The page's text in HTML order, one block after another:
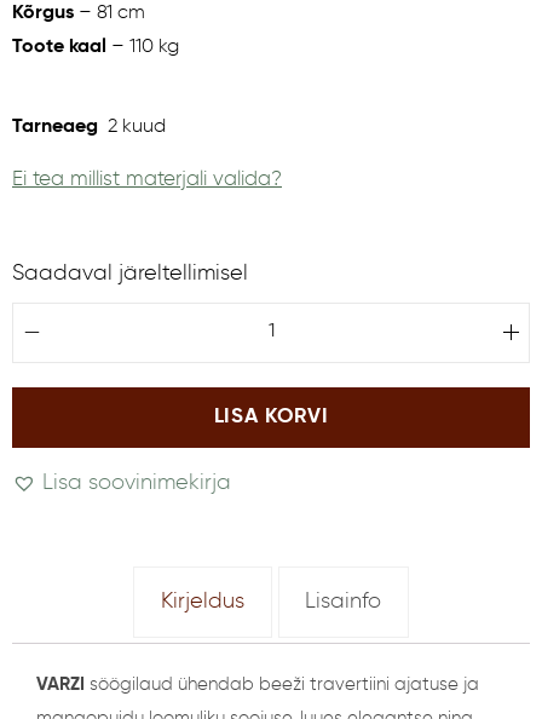
Kõrgus – 81 cm
Toote kaal – 110 kg
Tarneaeg 2 kuud
Ei tea millist materjali valida?
Saadaval järeltellimisel
LISA KORVI
Lisa soovinimekirja
t
r
n
Kirjeldus Lisainfo
VARZI söögilaud ühendab beeži travertiini ajatuse ja